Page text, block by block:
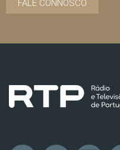
FALE CONNOSCO